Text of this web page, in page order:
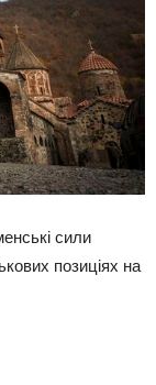
сили
позиціях на